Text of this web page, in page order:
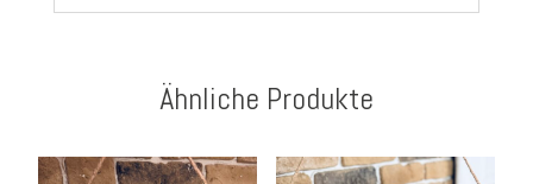
Ähnliche Produkte